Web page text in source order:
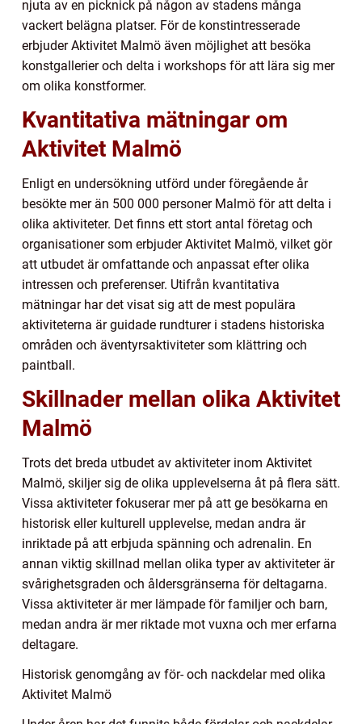
njuta av en picknick på någon av stadens många
vackert belägna platser. För de konstintresserade
erbjuder Aktivitet Malmö även möjlighet att besöka
konstgallerier och delta i workshops för att lära sig mer
om olika konstformer.
Kvantitativa mätningar om
Aktivitet Malmö
Enligt en undersökning utförd under föregående år
besökte mer än 500 000 personer Malmö för att delta i
olika aktiviteter. Det finns ett stort antal företag och
organisationer som erbjuder Aktivitet Malmö, vilket gör
att utbudet är omfattande och anpassat efter olika
intressen och preferenser. Utifrån kvantitativa
mätningar har det visat sig att de mest populära
aktiviteterna är guidade rundturer i stadens historiska
områden och äventyrsaktiviteter som klättring och
paintball.
Skillnader mellan olika Aktivitet
Malmö
Trots det breda utbudet av aktiviteter inom Aktivitet
Malmö, skiljer sig de olika upplevelserna åt på flera sätt.
Vissa aktiviteter fokuserar mer på att ge besökarna en
historisk eller kulturell upplevelse, medan andra är
inriktade på att erbjuda spänning och adrenalin. En
annan viktig skillnad mellan olika typer av aktiviteter är
svårighetsgraden och åldersgränserna för deltagarna.
Vissa aktiviteter är mer lämpade för familjer och barn,
medan andra är mer riktade mot vuxna och mer erfarna
deltagare.
Historisk genomgång av för- och nackdelar med olika
Aktivitet Malmö